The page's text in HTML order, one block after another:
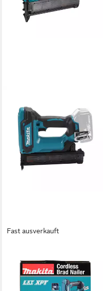
Fast ausverkauft
Nagler Makita Akku-
Stauchkopfnagler 18V
DFN350Z